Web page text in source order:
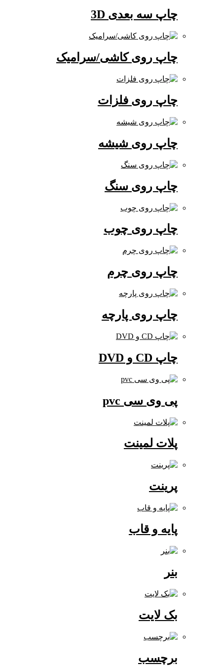
چاپ سه بعدی 3D
چاپ روی کاشی/سرامیک
چاپ روی فلزات
چاپ روی شیشه
چاپ روی سنگ
چاپ روی چوب
چاپ روی چرم
چاپ روی پارچه
پی وی سی pvc
پلات لمینت
پایه و قاب